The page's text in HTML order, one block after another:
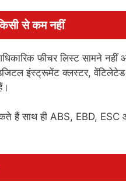
से कम नहीं
फीचर लिस्ट सामने नहीं
इंस्ट्रूमेंट क्लस्टर,
हैं साथ ही ABS, EBD,